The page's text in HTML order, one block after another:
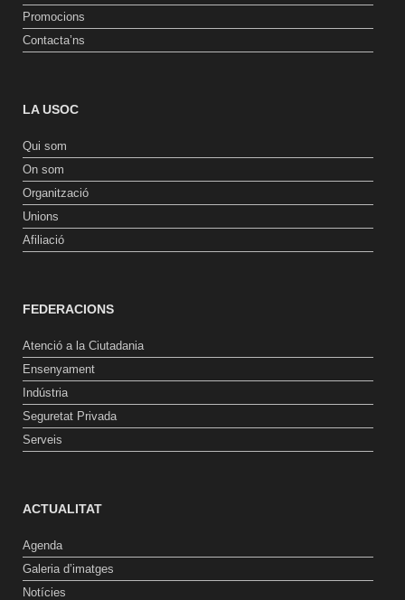
Promocions
Contacta’ns
LA USOC
Qui som
On som
Organització
Unions
Afiliació
FEDERACIONS
Atenció a la Ciutadania
Ensenyament
Indústria
Seguretat Privada
Serveis
ACTUALITAT
Agenda
Galeria d’imatges
Notícies